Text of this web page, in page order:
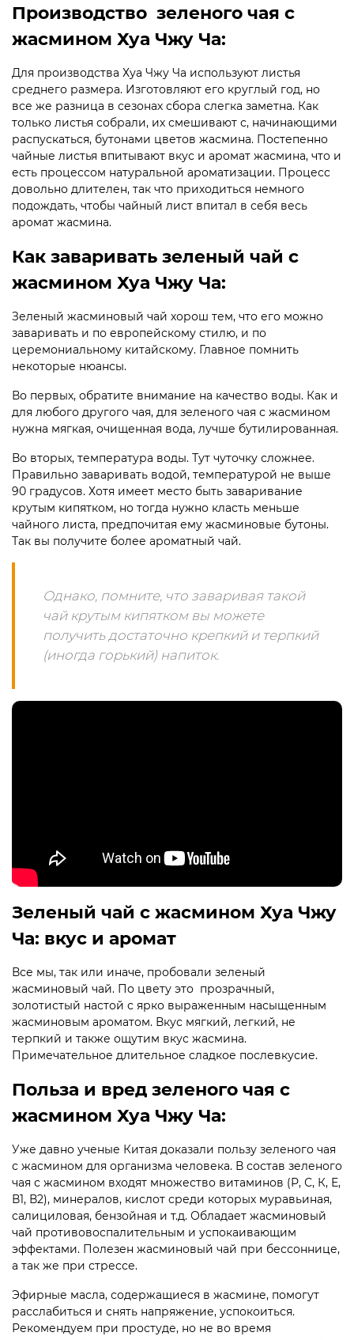
Производство зеленого чая с
жасмином Хуа Чжу Ча:
Для производства Хуа Чжу Ча используют листья
среднего размера. Изготовляют его круглый год, но
все же разница в сезонах сбора слегка заметна. Как
только листья собрали, их смешивают с, начинающими
распускаться, бутонами цветов жасмина. Постепенно
чайные листья впитывают вкус и аромат жасмина, что и
есть процессом натуральной ароматизации. Процесс
довольно длителен, так что приходиться немного
подождать, чтобы чайный лист впитал в себя весь
аромат жасмина.
Как заваривать зеленый чай с
жасмином Хуа Чжу Ча:
Зеленый жасминовый чай хорош тем, что его можно
заваривать и по европейскому стилю, и по
церемониальному китайскому. Главное помнить
некоторые нюансы.
Во первых, обратите внимание на качество воды. Как и
для любого другого чая, для зеленого чая с жасмином
нужна мягкая, очищенная вода, лучше бутилированная.
Во вторых, температура воды. Тут чуточку сложнее.
Правильно заваривать водой, температурой не выше
90 градусов. Хотя имеет место быть заваривание
крутым кипятком, но тогда нужно класть меньше
чайного листа, предпочитая ему жасминовые бутоны.
Так вы получите более ароматный чай.
Однако, помните, что заваривая такой
чай крутым кипятком вы можете
получить достаточно крепкий и терпкий
(иногда горький) напиток.
Зеленый чай с жасмином Хуа Чжу
Ча: вкус и аромат
Все мы, так или иначе, пробовали зеленый
жасминовый чай. По цвету это прозрачный,
золотистый настой с ярко выраженным насыщенным
жасминовым ароматом. Вкус мягкий, легкий, не
терпкий и также ощутим вкус жасмина.
Примечательное длительное сладкое послевкусие.
Польза и вред зеленого чая с
жасмином Хуа Чжу Ча:
Уже давно ученые Китая доказали пользу зеленого чая
с жасмином для организма человека. В состав зеленого
чая с жасмином входят множество витаминов (Р, С, К, Е,
В1, В2), минералов, кислот среди которых муравьиная,
салициловая, бензойная и т.д. Обладает жасминовый
чай противовоспалительным и успокаивающим
эффектами. Полезен жасминовый чай при бессоннице,
а так же при стрессе.
Эфирные масла, содержащиеся в жасмине, помогут
расслабиться и снять напряжение, успокоиться.
Рекомендуем при простуде, но не во время